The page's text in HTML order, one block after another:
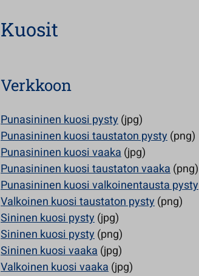
Kuosit
Verkkoon
Punasininen kuosi pysty(jpg)
Punasininen kuosi taustaton pysty(png)
Punasininen kuosi vaaka(jpg)
Punasininen kuosi taustaton vaaka(png)
Punasininen kuosi valkoinentausta pysty
Valkoinen kuosi taustaton pysty(png)
Sininen kuosi pysty(jpg)
Sininen kuosi pysty(png)
Sininen kuosi vaaka(jpg)
Valkoinen kuosi vaaka(jpg)